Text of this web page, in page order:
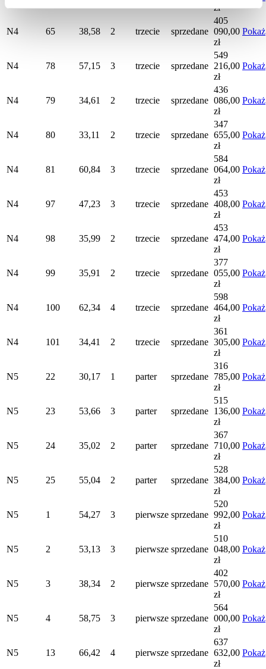
zł
N4 65 38,58 2 trzecie sprzedane
405
090,00
zł
Pokaż
N4 78 57,15 3 trzecie sprzedane
549
216,00
zł
Pokaż
N4 79 34,61 2 trzecie sprzedane
436
086,00
zł
Pokaż
N4 80 33,11 2 trzecie sprzedane
347
655,00
zł
Pokaż
N4 81 60,84 3 trzecie sprzedane
584
064,00
zł
Pokaż
N4 97 47,23 3 trzecie sprzedane
453
408,00
zł
Pokaż
N4 98 35,99 2 trzecie sprzedane
453
474,00
zł
Pokaż
N4 99 35,91 2 trzecie sprzedane
377
055,00
zł
Pokaż
N4 100 62,34 4 trzecie sprzedane
598
464,00
zł
Pokaż
N4 101 34,41 2 trzecie sprzedane
361
305,00
zł
Pokaż
N5 22 30,17 1 parter sprzedane
316
785,00
zł
Pokaż
N5 23 53,66 3 parter sprzedane
515
136,00
zł
Pokaż
N5 24 35,02 2 parter sprzedane
367
710,00
zł
Pokaż
N5 25 55,04 2 parter sprzedane
528
384,00
zł
Pokaż
N5 1 54,27 3 pierwsze sprzedane
520
992,00
zł
Pokaż
N5 2 53,13 3 pierwsze sprzedane
510
048,00
zł
Pokaż
N5 3 38,34 2 pierwsze sprzedane
402
570,00
zł
Pokaż
N5 4 58,75 3 pierwsze sprzedane
564
000,00
zł
Pokaż
N5 13 66,42 4 pierwsze sprzedane
637
632,00
zł
Pokaż